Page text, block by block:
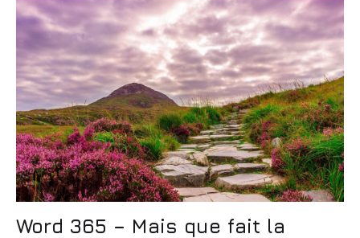
Word 365 – Mais que fait la